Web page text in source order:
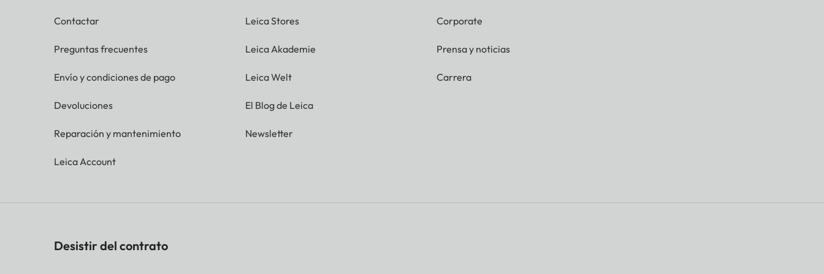
Contactar
Preguntas frecuentes
Envío y condiciones de pago
Devoluciones
Reparación y mantenimiento
Leica Account
Leica Stores
Leica Akademie
Leica Welt
El Blog de Leica
Newsletter
Corporate
Prensa y noticias
Carrera
Desistir del contrato